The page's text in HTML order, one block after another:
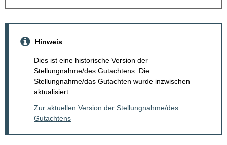
Hinweis
Dies ist eine historische Version der
Stellungnahme/des Gutachtens. Die
Stellungnahme/das Gutachten wurde inzwischen
aktualisiert.
Zur aktuellen Version der Stellungnahme/des
Gutachtens